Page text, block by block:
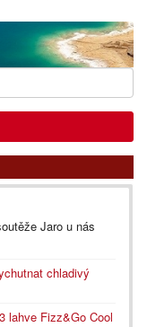
Jaro u nás
chladivý
lahve Fizz&Go Cool